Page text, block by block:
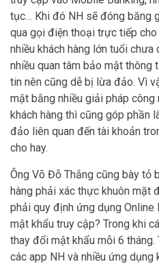
tục… Khi đó NH sẽ đóng băng
qua gọi điện thoại trực tiếp cho
nhiều khách hàng lớn tuổi
nhiều quan tâm bảo mật thông
tin nên cũng dễ bị lừa đảo. Vì
mật bằng nhiều giải pháp
khách hàng thì cũng góp phần
đảo liên quan đến tài khoản
cho hay.
Ông Võ Đỗ Thắng cũng bày tỏ
hàng phải xác thực khuôn mặt
phải quy định ứng dụng
mật khẩu truy cập? Trong khi
thay đổi mật khẩu mỗi 6
các app NH và nhiều ứng